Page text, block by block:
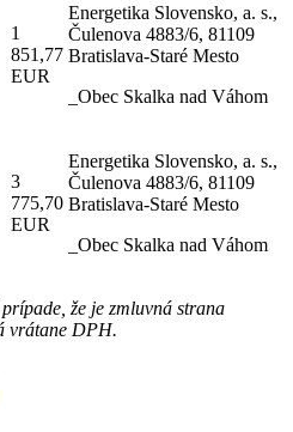
1
851,77
EUR
Energetika Slovensko, a. s.,
Čulenova 4883/6, 81109
Bratislava-Staré Mesto
_Obec Skalka nad Váhom
3
775,70
EUR
Energetika Slovensko, a. s.,
Čulenova 4883/6, 81109
Bratislava-Staré Mesto
_Obec Skalka nad Váhom
že je zmluvná strana
vrátane DPH.